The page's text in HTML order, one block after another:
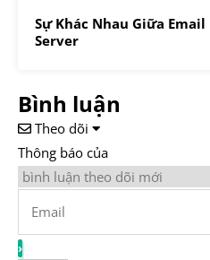
Sự Khác Nhau Giữa
Server
Bình luận
Theo dõi
Thông báo của